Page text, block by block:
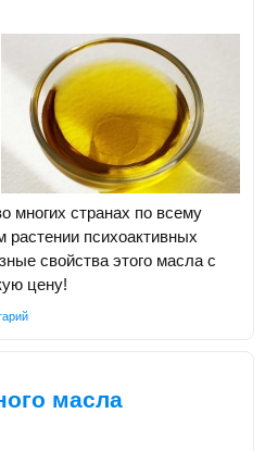
многих странах по всему
растении психоактивных
свойства этого масла с
цену!
масла